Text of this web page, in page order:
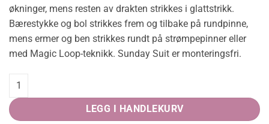
økninger, mens resten av drakten strikkes i glattstrikk.
Bærestykke og bol strikkes frem og tilbake på rundpinne,
mens ermer og ben strikkes rundt på strømpepinner eller
med Magic Loop-teknikk. Sunday Suit er monteringsfri.
Sunday Suit quantity
LEGG I HANDLEKURV